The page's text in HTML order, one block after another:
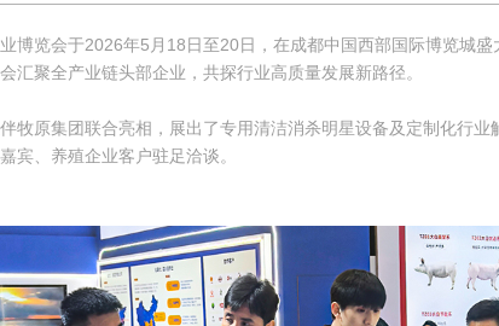
博览会于2026年5月18日至20日，在成都中国西部国际博览城
汇聚全产业链头部企业，共探行业高质量发展新路径。
牧原集团联合亮相，展出了专用清洁消杀明星设备及定制化行
宾、养殖企业客户驻足洽谈。